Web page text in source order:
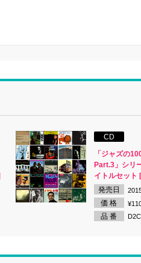
CD
「ジャズの
Part.3」シリ
イトルセット
発売日
価 格
品 番